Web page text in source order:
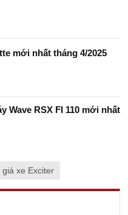
mới nhất tháng 4/2025
Wave RSX FI 110 mới nhất
giá xe Exciter